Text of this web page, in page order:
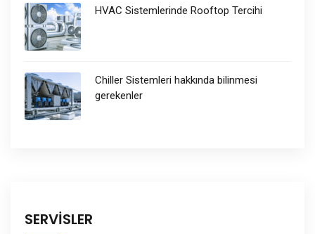
HVAC Sistemlerinde Rooftop Tercihi
Chiller Sistemleri hakkında bilinmesi
gerekenler
SERVİSLER